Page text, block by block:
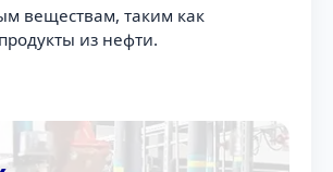
веществам, таким как
из нефти.